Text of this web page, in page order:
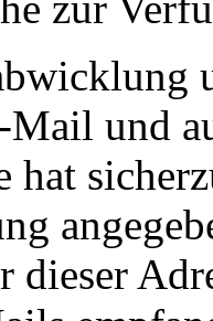
Mail und
hat
dieser